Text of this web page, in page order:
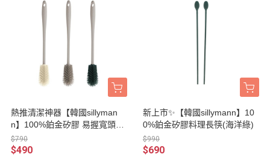
熱推清潔神器【韓國sillyman
n】100%鉑金矽膠 易握寬頭水
瓶/杯器/奶瓶刷
$790
$490
新上市✨【韓國sillymann】10
0%鉑金矽膠料理長筷(海洋綠)
$990
$690